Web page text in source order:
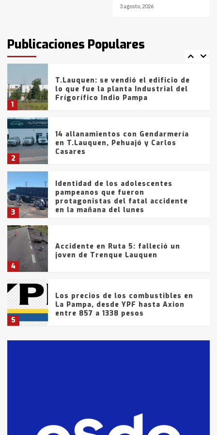
3 agosto, 2026
Publicaciones Populares
fueron detenidos por
comercialización de drogas en la
tarde del sábado
1
T.Lauquen: se vendió el edificio de
lo que fue la planta Industrial del
Frígorífico Indio Pampa
2
14 allanamientos con Gendarmería
en T.Lauquen, Pehuajó y Carlos
Casares
3
Identidad de los adolescentes
pampeanos que fueron
protagonistas del fatal accidente
en la mañana del lunes
4
Accidente en Ruta 5: falleció un
joven de Trenque Lauquen
5
Los precios de los combustibles en
La Pampa, desde YPF hasta Axion
entre 857 a 1338 pesos
fueron detenidos por
comercialización de drogas en la
tarde del sábado